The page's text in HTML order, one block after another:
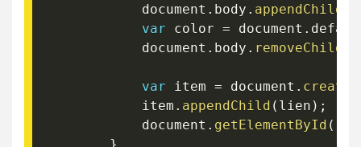
    		document
. body . appendChild
var color = document .
    		document
. body . removeChild
var item = document .
    		item
. appendChild ( lien ) ;
    		document
. getElementById (
}